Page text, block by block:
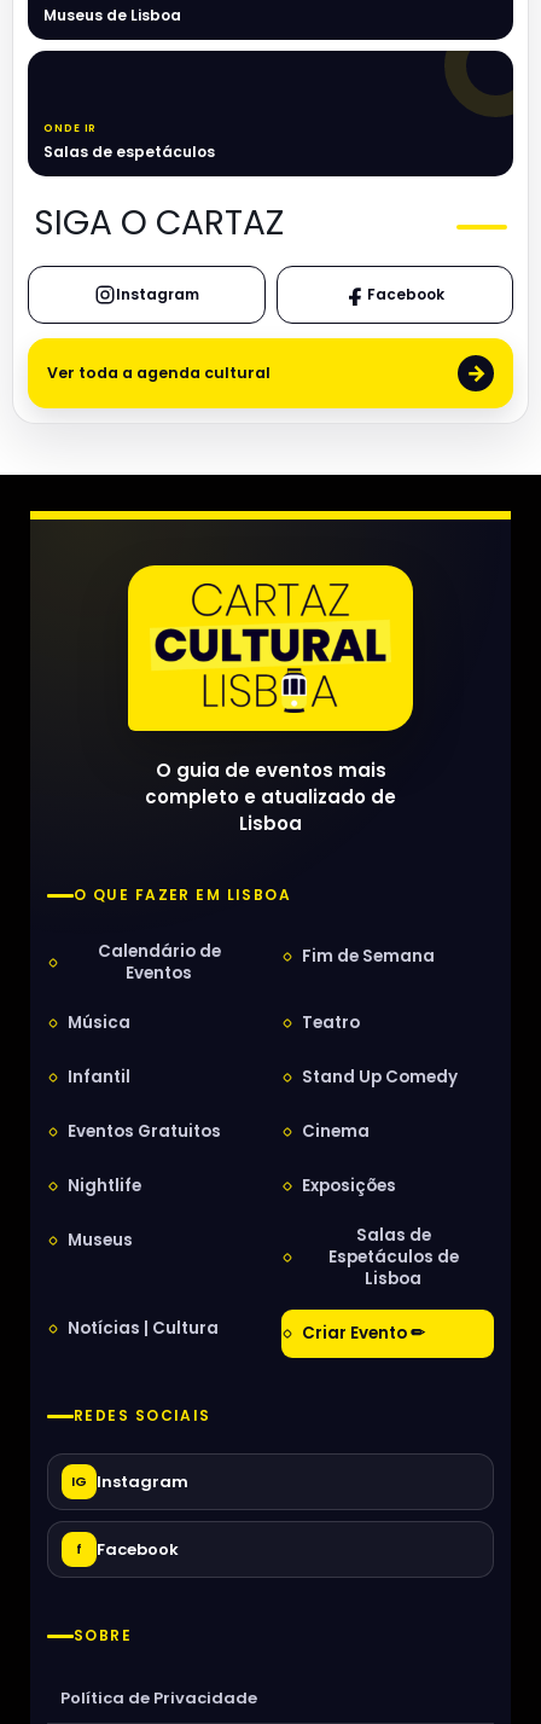
Museus de Lisboa
ONDE IR
Salas de espetáculos
SIGA O CARTAZ
Instagram Facebook
Ver toda a agenda cultural →
O guia de eventos mais
completo e atualizado de
Lisboa
O QUE FAZER EM LISBOA
Calendário de
Eventos
Fim de Semana
Música Teatro
Infantil Stand Up Comedy
Eventos Gratuitos Cinema
Nightlife Exposições
Museus
Salas de
Espetáculos de
Lisboa
Notícias | Cultura Criar Evento ✏
REDES SOCIAIS
IG Instagram
f Facebook
SOBRE
Política de Privacidade